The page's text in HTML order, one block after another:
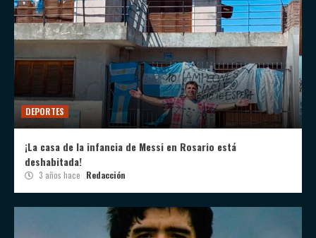
DEPORTES
¡La casa de la infancia de Messi en Rosario está
deshabitada!
3 años hace Redacción